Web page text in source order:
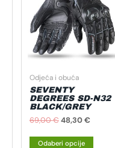
Odjeća i obuća
SEVENTY
DEGREES SD-N32
BLACK/GREY
69,00€
69,00 €.
48,30€
Odaberi opcije
više
Opcije
se
na